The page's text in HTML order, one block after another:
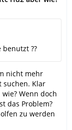
??
nicht mehr
suchen. Klar
Wenn doch
das Problem?
zu werden